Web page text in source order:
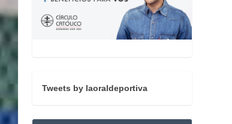
Tweets by laoraldeportiva